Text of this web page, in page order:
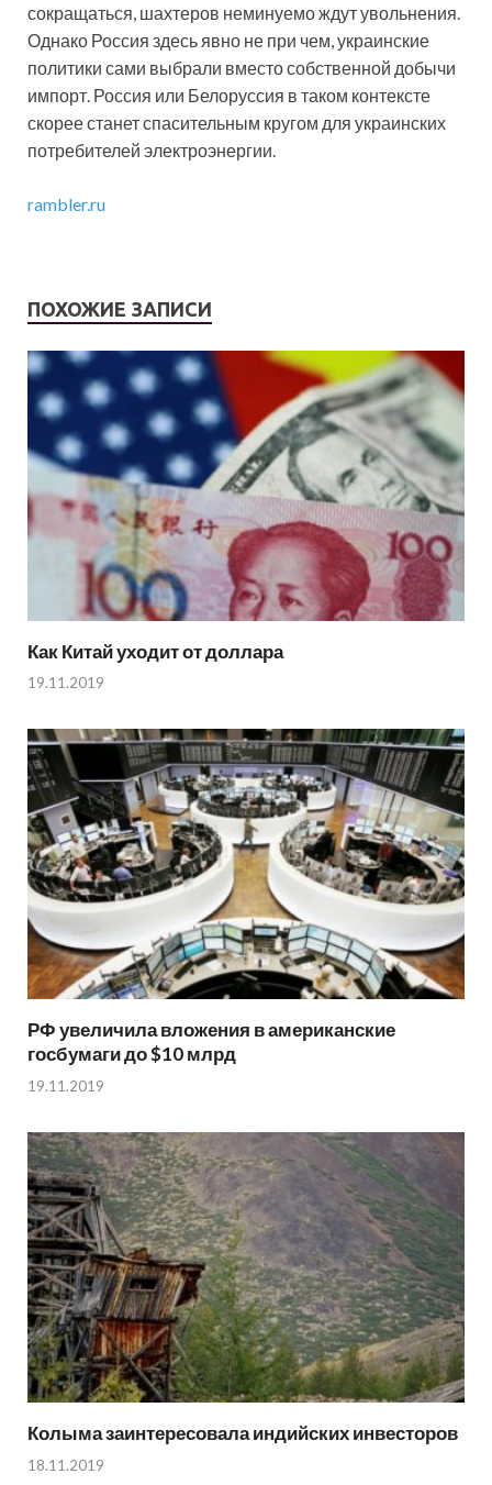
сокращаться, шахтеров неминуемо ждут увольнения.
Однако Россия здесь явно не при чем, украинские
политики сами выбрали вместо собственной добычи
импорт. Россия или Белоруссия в таком контексте
скорее станет спасительным кругом для украинских
потребителей электроэнергии.
rambler.ru
ПОХОЖИЕ ЗАПИСИ
Как Китай уходит от доллара
19.11.2019
РФ увеличила вложения в американские
госбумаги до $10 млрд
19.11.2019
Колыма заинтересовала индийских инвесторов
18.11.2019